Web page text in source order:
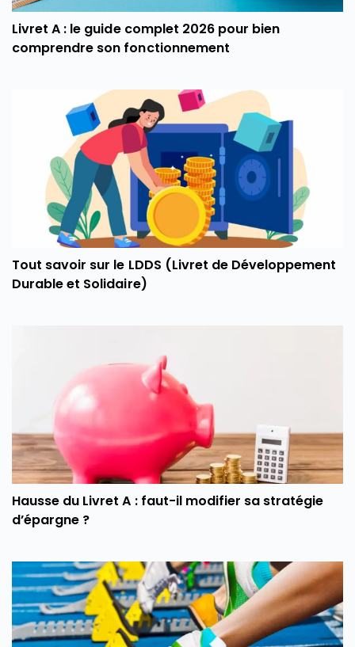
Livret A : le guide complet 2026 pour bien
comprendre son fonctionnement
Tout savoir sur le LDDS (Livret de Développement
Durable et Solidaire)
Hausse du Livret A : faut-il modifier sa stratégie
d’épargne ?